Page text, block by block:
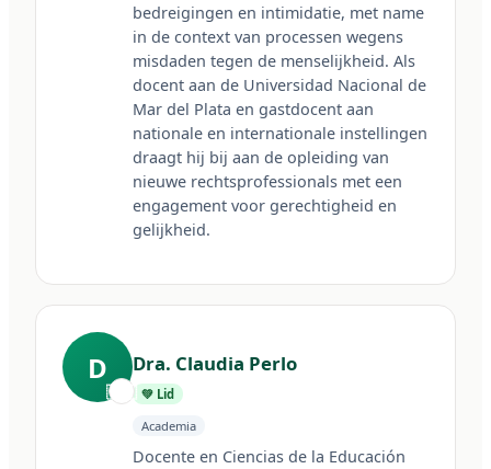
bedreigingen en intimidatie, met name
in de context van processen wegens
misdaden tegen de menselijkheid. Als
docent aan de Universidad Nacional de
Mar del Plata en gastdocent aan
nationale en internationale instellingen
draagt hij bij aan de opleiding van
nieuwe rechtsprofessionals met een
engagement voor gerechtigheid en
gelijkheid.
D
🇦🇷
Dra. Claudia Perlo
💚 Lid
Academia
Docente en Ciencias de la Educación